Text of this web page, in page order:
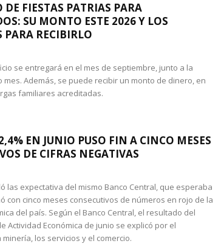
FIESTAS PATRIAS PARA
SU MONTO ESTE 2026 Y LOS
PARA RECIBIRLO
se entregará en el mes de septiembre, junto a la
mes. Además, se puede recibir un monto de dinero, en
familiares acreditadas.
EN JUNIO PUSO FIN A CINCO MESES
DE CIFRAS NEGATIVAS
las expectativa del mismo Banco Central, que esperaba
con cinco meses consecutivos de números en rojo de la
del país. Según el Banco Central, el resultado del
Actividad Económica de junio se explicó por el
los servicios y el comercio.